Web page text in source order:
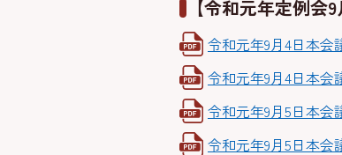
【令和元年定例会9
令和元年9月4日本会
令和元年9月4日本会
令和元年9月5日本会
令和元年9月5日本会